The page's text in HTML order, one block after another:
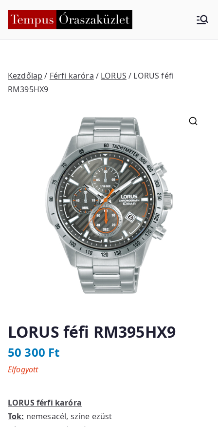
Tempus
küzlet
Kezdőlap / Férfi karóra / LORUS / LORUS féfi
RM395HX9
LORUS féfi RM395HX9
50 300 Ft
LORUS férfi karóra
Tok: nemesacél, színe ezüst
Elfogyott